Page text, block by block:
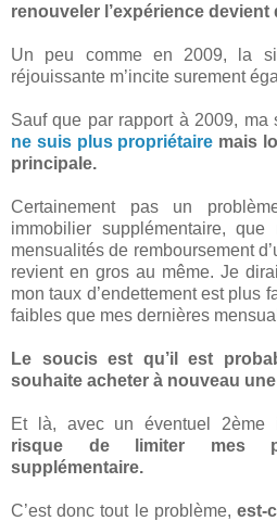
renouveler l’expérience
Un peu comme en 2009, la
réjouissante m’incite surement
Sauf que par rapport à 2009, ma
ne suis plus propriétaire mais
principale.
Certainement pas un
immobilier supplémentaire,
mensualités de remboursement
revient en gros au même. Je
mon taux d’endettement est plus
faibles que mes dernières
Le soucis est qu’il est
souhaite acheter à nouveau
Et là, avec un éventuel 2ème
risque de limiter mes
supplémentaire.
C’est donc tout le problème, est-